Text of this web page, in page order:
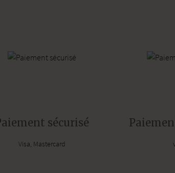
sécurisé
Visa, Mastercard